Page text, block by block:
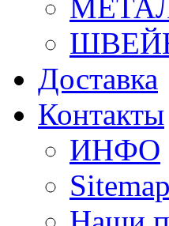
Доставка
Контакты
ИНФО
Sitemap